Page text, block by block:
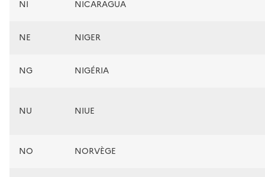
NI NICARAGUA
NE NIGER
NG NIGÉRIA
NU NIUE
NO NORVÈGE